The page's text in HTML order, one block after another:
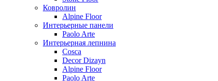
Ковролин
Alpine Floor
Интерьерные панели
Paolo Arte
Интерьерная лепнина
Cosca
Decor Dizayn
Alpine Floor
Paolo Arte